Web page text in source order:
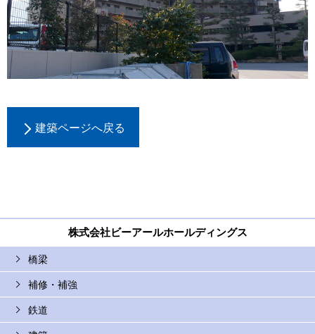
株式会社ビーアールホールディングス
橋梁
補修・補強
鉄道
建築ページへ戻る